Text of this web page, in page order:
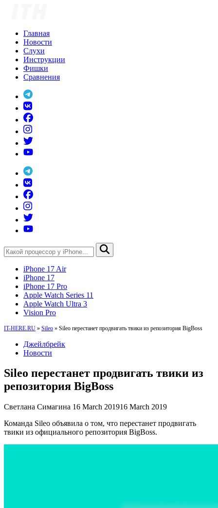
Главная
Новости
Слухи
Инструкции
Фишки
Сравнения
iPhone 17 Air
iPhone 17
iPhone 17 Pro
Apple Watch Series 11
Apple Watch Ultra 3
Vision Pro
IT-HERE.RU » Sileo » Sileo перестанет продвигать твики из репозитория BigBoss
Джейлбрейк
Новости
Sileo перестанет продвигать твики из
репозитория BigBoss
Светлана Симагина 16 March 201916 March 2019
Команда Sileo объявила о том, что перестанет продвигать
твики из официального репозитория BigBoss.